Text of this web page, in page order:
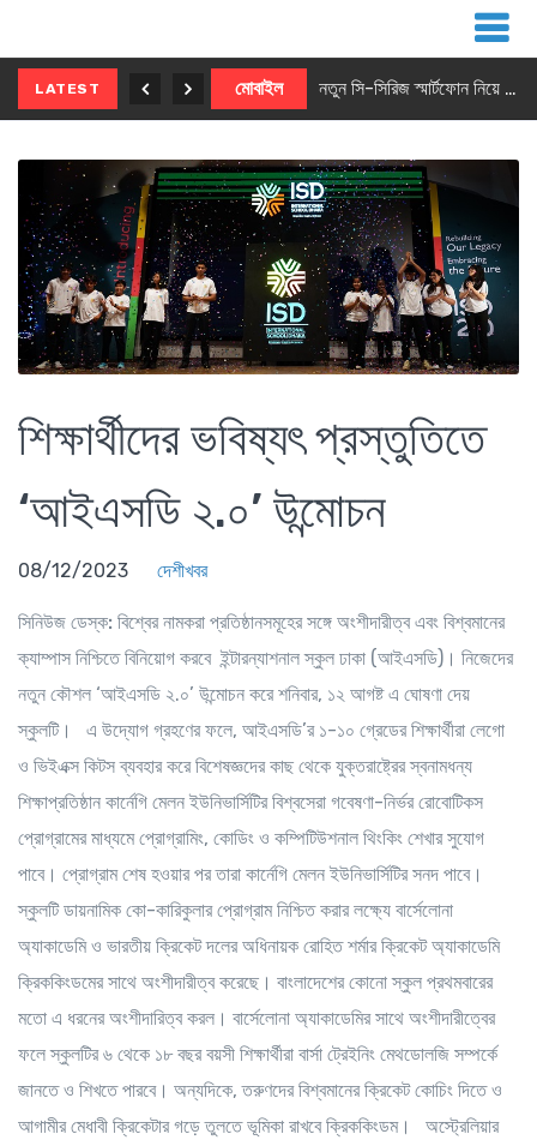
LATEST মোবাইল নতুন সি-সিরিজ স্মার্টফোন নিয়ে আসছে রিয়েলমি
শিক্ষার্থীদের ভবিষ্যৎ প্রস্তুতিতে
‘আইএসডি ২.০’ উন্মোচন
08/12/2023 দেশীখবর
সিনিউজ ডেস্ক: বিশ্বের নামকরা প্রতিষ্ঠানসমূহের সঙ্গে অংশীদারীত্ব এবং বিশ্বমানের
ক্যাম্পাস নিশ্চিতে বিনিয়োগ করবে ইন্টারন্যাশনাল স্কুল ঢাকা (আইএসডি)। নিজেদের
নতুন কৌশল ‘আইএসডি ২.০’ উন্মোচন করে শনিবার, ১২ আগষ্ট এ ঘোষণা দেয়
স্কুলটি। এ উদ্যোগ গ্রহণের ফলে, আইএসডি’র ১-১০ গ্রেডের শিক্ষার্থীরা লেগো
ও ভিইএক্স কিটস ব্যবহার করে বিশেষজ্ঞদের কাছ থেকে যুক্তরাষ্ট্রের স্বনামধন্য
শিক্ষাপ্রতিষ্ঠান কার্নেগি মেলন ইউনিভার্সিটির বিশ্বসেরা গবেষণা-নির্ভর রোবোটিকস
প্রোগ্রামের মাধ্যমে প্রোগ্রামিং, কোডিং ও কম্পিটিউশনাল থিংকিং শেখার সুযোগ
পাবে। প্রোগ্রাম শেষ হওয়ার পর তারা কার্নেগি মেলন ইউনিভার্সিটির সনদ পাবে।
স্কুলটি ডায়নামিক কো-কারিকুলার প্রোগ্রাম নিশ্চিত করার লক্ষ্যে বার্সেলোনা
অ্যাকাডেমি ও ভারতীয় ক্রিকেট দলের অধিনায়ক রোহিত শর্মার ক্রিকেট অ্যাকাডেমি
ক্রিককিংডমের সাথে অংশীদারীত্ব করেছে। বাংলাদেশের কোনো স্কুল প্রথমবারের
মতো এ ধরনের অংশীদারিত্ব করল। বার্সেলোনা অ্যাকাডেমির সাথে অংশীদারীত্বের
ফলে স্কুলটির ৬ থেকে ১৮ বছর বয়সী শিক্ষার্থীরা বার্সা ট্রেইনিং মেথডোলজি সম্পর্কে
জানতে ও শিখতে পারবে। অন্যদিকে, তরুণদের বিশ্বমানের ক্রিকেট কোচিং দিতে ও
আগামীর মেধাবী ক্রিকেটার গড়ে তুলতে ভূমিকা রাখবে ক্রিককিংডম। অস্ট্রেলিয়ার